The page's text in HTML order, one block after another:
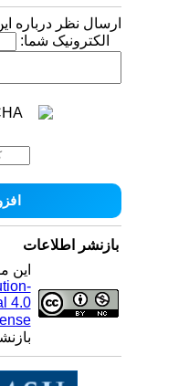
ارسال نظر درباره
الکترونیک شما:
بازنشر اطلاعات
این
4.0